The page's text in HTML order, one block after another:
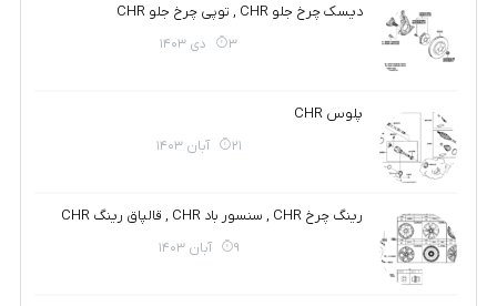
دیسک چرخ جلو CHR , توپی چرخ جلو CHR
3 دی 1403
پلوس CHR
21 آبان 1403
رینگ چرخ CHR , سنسور باد CHR , قالپاق رینگ CHR
9 آبان 1403